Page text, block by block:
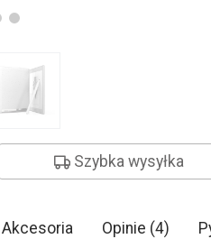
Szybka wysyłka
Akcesoria Opinie (4)